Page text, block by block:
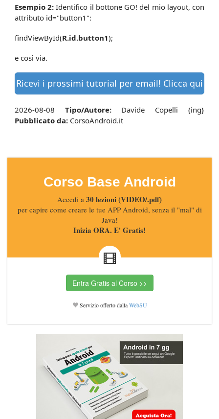
Esempio 2: Identifico il bottone GO! del mio layout, con
attributo id="button1":
findViewById(R.id.button1);
e così via.
Ricevi i prossimi tutorial per email! Clicca qui
2026-08-08 Tipo/Autore:
Davide Copelli {ing}
Pubblicato da: CorsoAndroid.it
Corso Base Android
Accedi a 30 lezioni (VIDEO/.pdf)
per capire come creare le tue APP Android, senza il "mal" di
Java!
Inizia ORA. E' Gratis!
Servizio offerto dallaWebSU